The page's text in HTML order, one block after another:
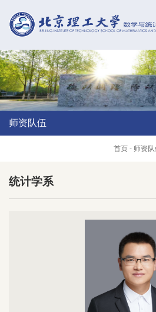
师资队伍
首页 - 师资队
统计学系